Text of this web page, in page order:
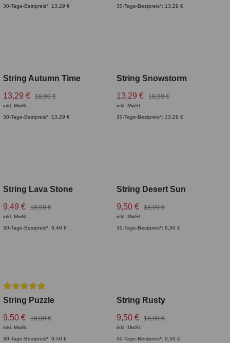
30-Tage-Bestpreis*: 13,29 €
30-Tage-Bestpreis*: 13,29 €
String Autumn Time
13,29 €
18,99 €
inkl. MwSt.
30-Tage-Bestpreis*: 13,29 €
String Snowstorm
13,29 €
18,99 €
inkl. MwSt.
30-Tage-Bestpreis*: 13,29 €
String Lava Stone
9,49 €
18,99 €
inkl. MwSt.
30-Tage-Bestpreis*: 9,49 €
String Desert Sun
9,50 €
18,99 €
inkl. MwSt.
30-Tage-Bestpreis*: 9,50 €
Top Rated
Durchschnittliche Bewertung von 5 von 5 Sternen
String Puzzle
9,50 €
18,99 €
inkl. MwSt.
30-Tage-Bestpreis*: 9,50 €
String Rusty
9,50 €
18,99 €
inkl. MwSt.
30-Tage-Bestpreis*: 9,50 €